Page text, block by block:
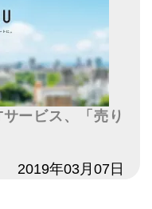
ービス、「売り
2019年03月07日